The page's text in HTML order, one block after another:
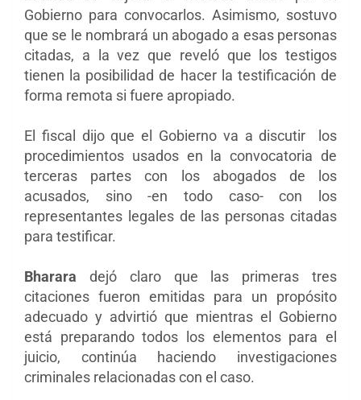
Gobierno para convocarlos. Asimismo, sostuvo
que se le nombrará un abogado a esas personas
citadas, a la vez que reveló que los testigos
tienen la posibilidad de hacer la testificación de
forma remota si fuere apropiado.
El fiscal dijo que el Gobierno va a discutir los
procedimientos usados en la convocatoria de
terceras partes con los abogados de los
acusados, sino -en todo caso- con los
representantes legales de las personas citadas
para testificar.
Bharara dejó claro que las primeras tres
citaciones fueron emitidas para un propósito
adecuado y advirtió que mientras el Gobierno
está preparando todos los elementos para el
juicio, continúa haciendo investigaciones
criminales relacionadas con el caso.